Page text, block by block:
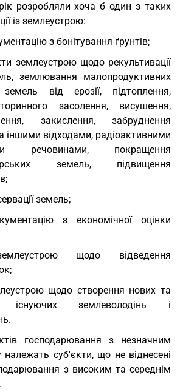
розробляли хоча б один з таких
із землеустрою:
з бонітування ґрунтів;
землеустрою щодо рекультивації
землювання малопродуктивних
від ерозії, підтоплення,
засолення, висушення,
закислення, забруднення
іншими відходами, радіоактивними
речовинами, покращення
земель, підвищення
земель;
з економічної оцінки
щодо відведення
щодо створення нових та
існуючих землеволодінь і
господарювання з незначним
належать суб'єкти, що не віднесені
з високим та середнім